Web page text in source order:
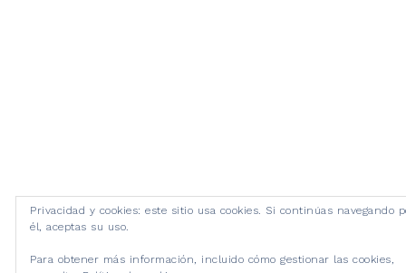
Privacidad y cookies: este sitio usa cookies. Si continúas navegando
él, aceptas su uso.
Para obtener más información, incluido cómo gestionar las cookies,